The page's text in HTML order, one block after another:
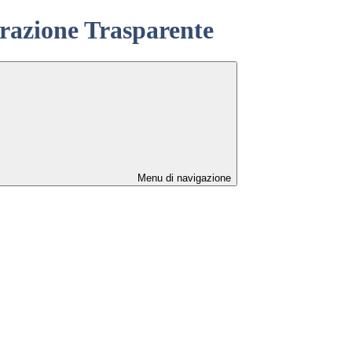
Trasparente
Menu di navigazione